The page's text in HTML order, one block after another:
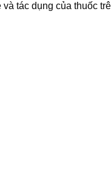
tác dụng của thuốc